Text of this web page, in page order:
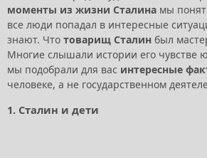
моменты из жизни Сталина мы
все люди попадал в интересные
знают. Что товарищ Сталин был
Многие слышали истории его чувстве
мы подобрали для вас интересные
человеке, а не государственном
1. Сталин и дети